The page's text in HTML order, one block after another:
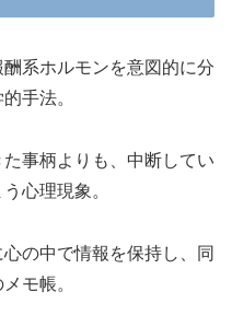
酬系ホルモンを意図的に分
手法。
た事柄よりも、中断してい
心理現象。
心の中で情報を保持し、同
モ帳。